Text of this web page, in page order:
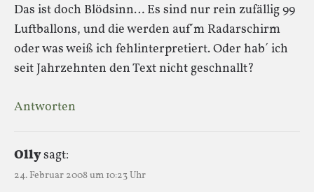
Das ist doch Blödsinn… Es sind nur rein zufällig 99
Luftballons, und die werden auf´m Radarschirm
oder was weiß ich fehlinterpretiert. Oder hab´ ich
seit Jahrzehnten den Text nicht geschnallt?
Antworten
Ollysagt:
24. Februar 2008 um 10:23 Uhr